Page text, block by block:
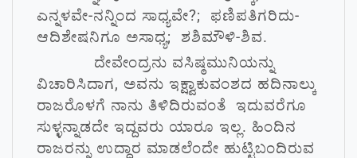
ಎನ್ನಳವೇ-ನನ್ನಿಂದ ಸಾಧ್ಯವೇ?; ಫಣಿಪತಿಗರಿದು-
ಆದಿಶೇಷನಿಗೂ ಅಸಾಧ್ಯ; ಶಶಿಮೌಳಿ-ಶಿವ.
ದೇವೇಂದ್ರನು ವಸಿಷ್ಠಮುನಿಯನ್ನು
ವಿಚಾರಿಸಿದಾಗ, ಅವನು ಇಕ್ಷ್ವಾಕುವಂಶದ ಹದಿನಾಲ್ಕು
ರಾಜರೊಳಗೆ ನಾನು ತಿಳಿದಿರುವಂತೆ ಇದುವರೆಗೂ
ಸುಳ್ಳನ್ನಾಡದೇ ಇದ್ದವರು ಯಾರೂ ಇಲ್ಲ. ಹಿಂದಿನ
ರಾಜರನ್ನು ಉದ್ಧಾರ ಮಾಡಲೆಂದೇ ಹುಟ್ಟಿಬಂದಿರುವ